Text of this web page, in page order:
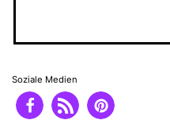
Soziale Medien